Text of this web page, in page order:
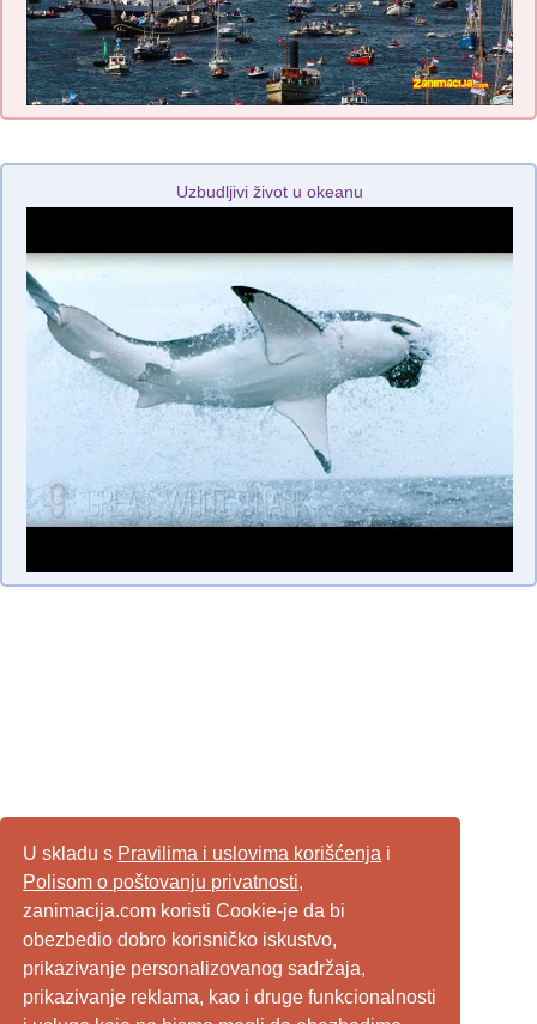
U skladu s Pravilima i uslovima korišćenja i
Polisom o poštovanju privatnosti,
zanimacija.com koristi Cookie-je da bi
obezbedio dobro korisničko iskustvo,
prikazivanje personalizovanog sadržaja,
prikazivanje reklama, kao i druge funkcionalnosti
Uzbudljivi život u okeanu